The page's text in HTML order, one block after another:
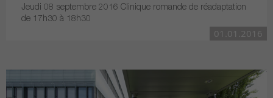
Jeudi 08 septembre 2016 Clinique romande de réadaptation
de 17h30 à 18h30
01.01.2016